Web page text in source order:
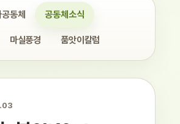
동체 공동체소식
마실풍경 품앗이칼럼